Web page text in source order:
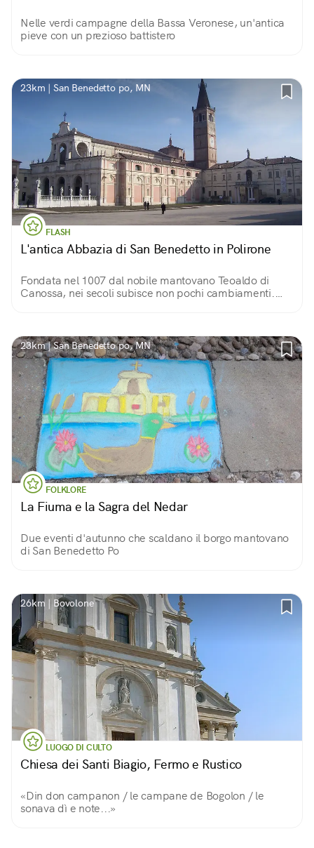
Nelle verdi campagne della Bassa Veronese, un'antica
pieve con un prezioso battistero
23km | San Benedetto po, MN
FLASH
L'antica Abbazia di San Benedetto in Polirone
Fondata nel 1007 dal nobile mantovano Teoaldo di
Canossa, nei secoli subisce non pochi cambiamenti.
23km | San Benedetto po, MN
FOLKLORE
La Fiuma e la Sagra del Nedar
Due eventi d'autunno che scaldano il borgo mantovano
di San Benedetto Po
26km | Bovolone
LUOGO DI CULTO
Chiesa dei Santi Biagio, Fermo e Rustico
«Din don campanon / le campane de Bogolon / le
sonava dì e note...»